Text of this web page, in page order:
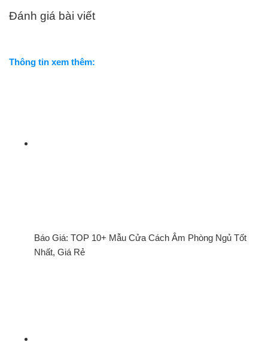
Đánh giá bài viết
Thông tin xem thêm:
Báo Giá: TOP 10+ Mẫu Cửa Cách Âm Phòng Ngủ Tốt
Nhất, Giá Rẻ